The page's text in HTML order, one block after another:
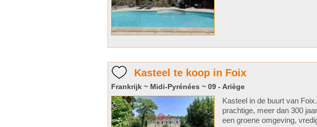
Kasteel te koop in Foix
Frankrijk ~ Midi-Pyrénées ~ 09 - Ariège
Kasteel in de buurt van
prachtige, meer dan 300
een groene omgeving,